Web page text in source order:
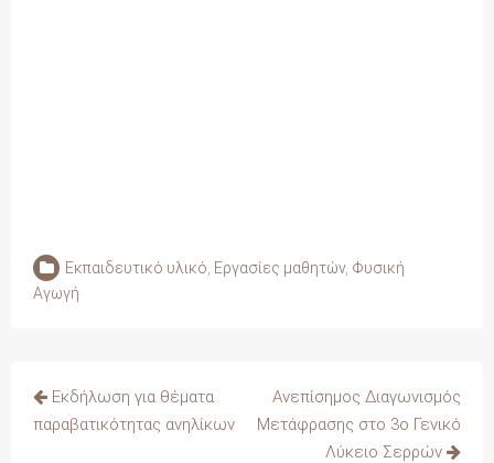
Εκπαιδευτικό υλικό Εργασίες μαθητών, Φυσική
Αγωγή
Πλοήγηση
άρθρων
Εκδήλωση για θέματα
παραβατικότητας ανηλίκων
Ανεπίσημος Διαγωνισμός
Μετάφρασης στο 3ο Γενικό
Λύκειο Σερρών